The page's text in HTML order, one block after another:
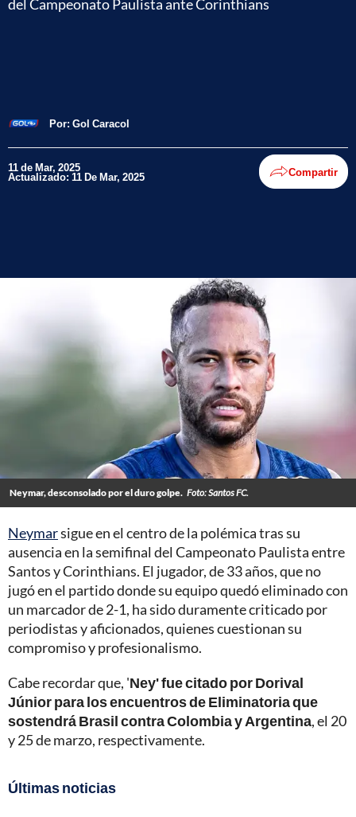
del Campeonato Paulista ante Corinthians
Por: Gol Caracol
11 de Mar, 2025
Actualizado: 11 De Mar, 2025 Compartir
Neymar, desconsolado por el duro golpe. Foto: Santos FC.
Neymarsigue en el centro de la polémica tras su
ausencia en la semifinal del Campeonato Paulista entre
Santos y Corinthians. El jugador, de 33 años, que no
jugó en el partido donde su equipo quedó eliminado con
un marcador de 2-1, ha sido duramente criticado por
periodistas y aficionados, quienes cuestionan su
compromiso y profesionalismo.
Cabe recordar que, 'Ney' fue citado por Dorival
Júnior para los encuentros de Eliminatoria que
sostendrá Brasil contra Colombia y Argentina, el 20
y 25 de marzo, respectivamente.
Últimas noticias